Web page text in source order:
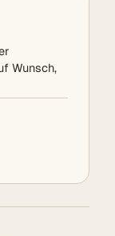
Wunsch,